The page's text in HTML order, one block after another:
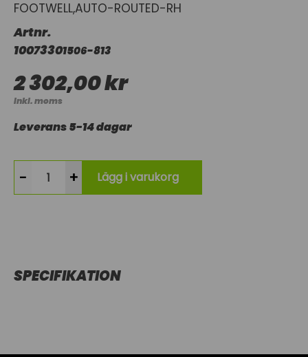
FOOTWELL,AUTO-ROUTED-RH
Artnr.
10073301506-813
2 302,00 kr
Inkl. moms
Leverans 5-14 dagar
- + Lägg i varukorg
SPECIFIKATION